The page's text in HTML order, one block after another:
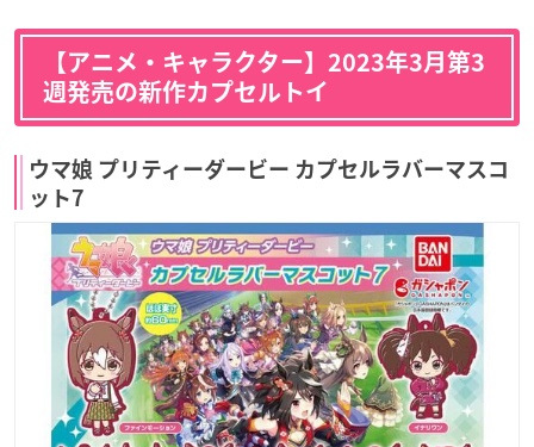
【アニメ・キャラクター】2023年3月第3
週発売の新作カプセルトイ
ウマ娘 プリティーダービー カプセルラバーマスコ
ット7